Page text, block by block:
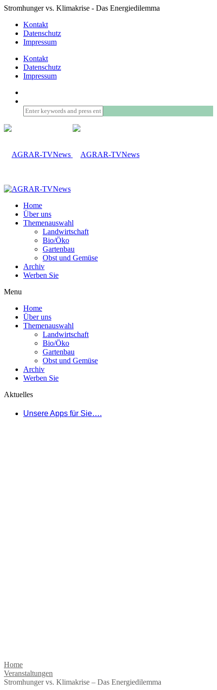
Stromhunger vs. Klimakrise - Das Energiedilemma
Kontakt
Datenschutz
Impressum
Kontakt
Datenschutz
Impressum
Home
Über uns
Themenauswahl
Landwirtschaft
Bio/Öko
Gartenbau
Obst und Gemüse
Archiv
Werben Sie
Menu
Home
Über uns
Themenauswahl
Landwirtschaft
Bio/Öko
Gartenbau
Obst und Gemüse
Archiv
Werben Sie
Aktuelles
Unsere Apps für Sie….
Home
Veranstaltungen
Stromhunger vs. Klimakrise – Das Energiedilemma